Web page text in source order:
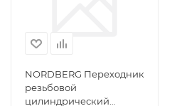
NORDBERG Переходник
резьбовой
цилиндрический